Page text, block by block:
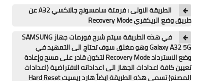
جوجل
فيسبوك
بلوجر
الطريقة الاولى : فرمتة سامسونج جالاكسي A32 عن
طريق وضع الريكفري Recovery Mode
في هذه الطريقة سيتم شرح فورمات جهاز SAMSUNG
Galaxy A32 5G وهو مغلق سوف تحتاج الى التمهيد في
وضع الاسترداد Recovery Mode لتكون قادر على مسح وإعادة
تعيين كافة اعدادات الجهاز الى اعداداته الافتراضية (اعدادات